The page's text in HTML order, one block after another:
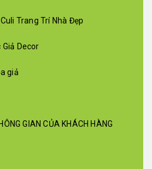
Trang Trí Nhà Đẹp
Decor
giả
GIAN CỦA KHÁCH HÀNG